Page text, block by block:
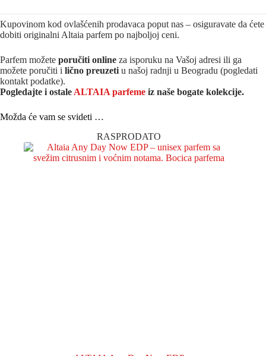
Kupovinom kod ovlašćenih prodavaca poput nas – osiguravate da ćete
dobiti originalni Altaia parfem po najboljoj ceni.
Parfem možete poručiti online za isporuku na Vašoj adresi ili ga
možete poručiti i lično preuzetiu našoj radnji u Beogradu (pogledati
kontakt podatke).
Pogledajte i ostaleALTAIA parfeme iz naše bogate kolekcije.
Možda će vam se svideti …
RASPRODATO